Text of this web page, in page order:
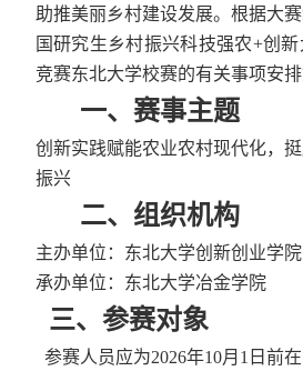
助推美丽乡村建设发展。根据大
国研究生乡村振兴科技强农+创新
竞赛东北大学校赛的有关事项安排
一、 赛事主题
创新实践赋能农业农村现代化，
振兴
二、 组织机构
主办单位：东北大学创新创业学院
承办单位：东北大学冶金学院
三、参赛对象
参赛人员应为2026年10月 1 日前